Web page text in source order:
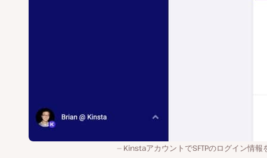
KinstaアカウントでSFTPのログイン情報